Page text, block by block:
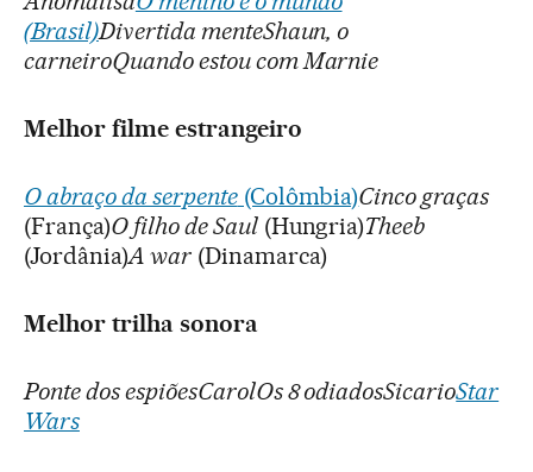
(Brasil)Divertida menteShaun, o
carneiroQuando estou com Marnie
Melhor filme estrangeiro
O abraço da serpente(Colômbia)Cinco graças
(França)O filho de Saul(Hungria)Theeb
(Jordânia)A war(Dinamarca)
Melhor trilha sonora
Ponte dos espiõesCarolOs 8 odiadosSicarioStar
Wars